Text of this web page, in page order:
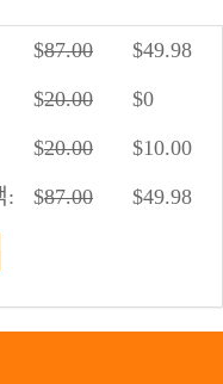
$87.00 $49.98
$20.00 $0
$20.00 $10.00
: $87.00 $49.98